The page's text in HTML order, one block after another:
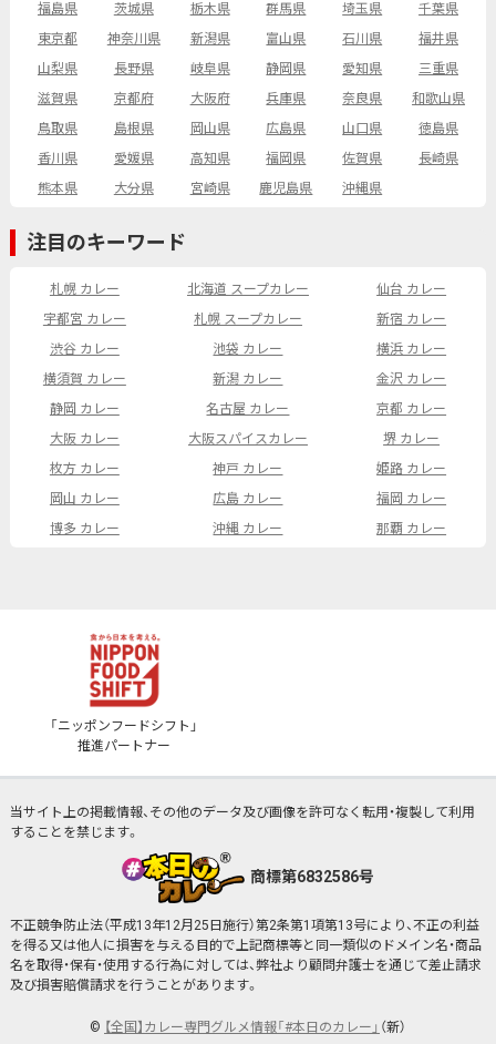
福島県
茨城県 栃木県 群馬県 埼玉県
千葉県
東京都
神奈川県 新潟県 富山県 石川県
福井県
山梨県
長野県 岐阜県 静岡県 愛知県
三重県
滋賀県
京都府 大阪府 兵庫県 奈良県
和歌山県
鳥取県
島根県 岡山県 広島県 山口県
徳島県
香川県
愛媛県 高知県 福岡県 佐賀県
長崎県
熊本県
大分県 宮崎県 鹿児島県 沖縄県
注目のキーワード
札幌 カレー 北海道 スープカレー
仙台 カレー
宇都宮 カレー
札幌 スープカレー
新宿 カレー
渋谷 カレー
池袋 カレー
横浜 カレー
横須賀 カレー
新潟 カレー
金沢 カレー
静岡 カレー
名古屋 カレー
京都 カレー
大阪 カレー
大阪スパイスカレー
堺 カレー
枚方 カレー
神戸 カレー
姫路 カレー
岡山 カレー
広島 カレー
福岡 カレー
博多 カレー
沖縄 カレー 那覇 カレー
「ニッポンフードシフト」
推進パートナー
当サイト上の掲載情報、その他のデータ及び画像を許可なく転用・複製して利用
することを禁じます。
商標第6832586号
不正競争防止法（平成13年12月25日施行）第2条第1項第13号により、不正の利益
を得る又は他人に損害を与える目的で上記商標等と同一類似のドメイン名・商品
名を取得・保有・使用する行為に対しては、弊社より顧問弁護士を通じて差止請求
及び損害賠償請求を行うことがあります。
© 【全国】カレー専門グルメ情報「#本日のカレー」 （新）